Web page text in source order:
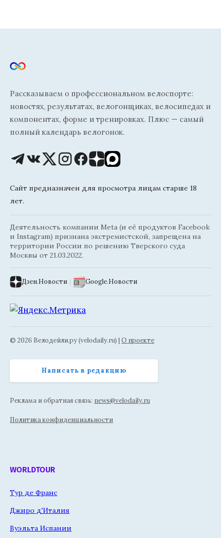
Рассказываем о профессиональном велоспорте:
новостях, результатах, велогонщиках, велосипедах и
компонентах, форме и тренировках. Плюс — самый
полный календарь велогонок.
Сайт предназначен для просмотра лицам старше 18
лет.
Деятельность компании Meta (и её продуктов Facebook
и Instagram) признана экстремистской, запрещена на
территории России по решению Тверского суда
Москвы от 21.03.2022.
Дзен.Новости | Google.Новости
© 2026 Велодейли.ру (velodaily.ru) | О проекте
Написать в редакцию
Реклама и обратная связь: news@velodaily.ru
Политика конфиденциальности
WORLDTOUR
Тур де Франс
Джиро д'Италия
Вуэльта Испании